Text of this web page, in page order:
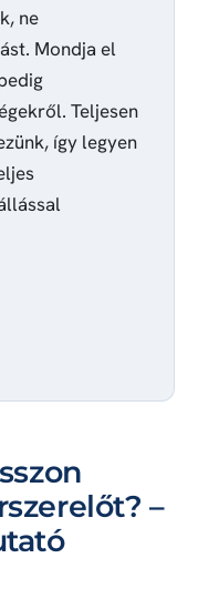
ne
Mondja el
Teljesen
így legyen
–